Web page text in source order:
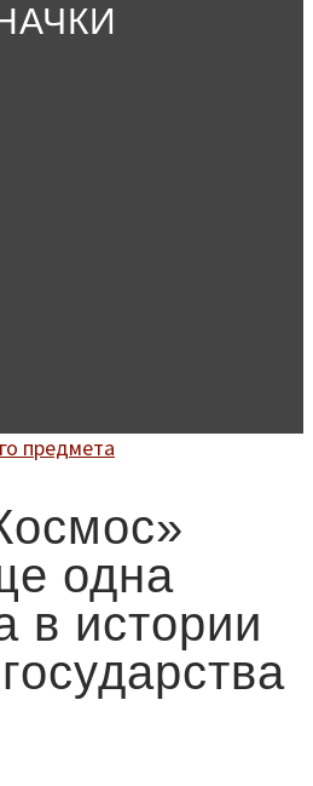
предмета
одна
в истории